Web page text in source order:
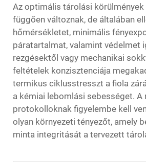
Az optimális tárolási körülmények
függően változnak, de általában
hőmérsékletet, minimális
páratartalmat, valamint védelmet
rezgésektől vagy mechanikai
feltételek konzisztenciája
termikus ciklusstresszt a fiola
a kémiai lebomlási sebességet.
protokolloknak figyelembe kell
olyan környezeti tényezőt, amely
minta integritását a tervezett